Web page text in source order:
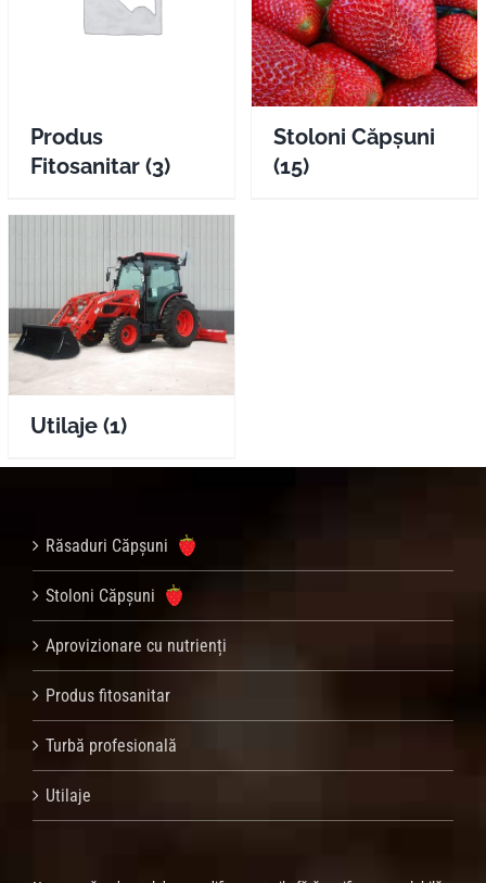
Produs
Fitosanitar (3)
Stoloni Căpșuni
(15)
Utilaje (1)
Răsaduri Căpșuni
Stoloni Căpșuni
Aprovizionare cu nutrienți
Produs fitosanitar
Turbă profesională
Utilaje